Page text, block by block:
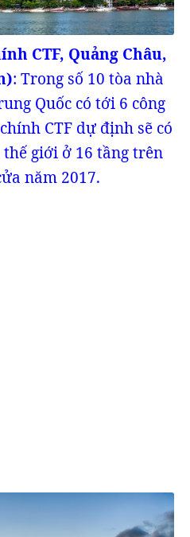
CTF, Quảng Châu,
: Trong số 10 tòa nhà
Quốc có tới 6 công
CTF dự định sẽ có
giới ở 16 tầng trên
năm 2017.